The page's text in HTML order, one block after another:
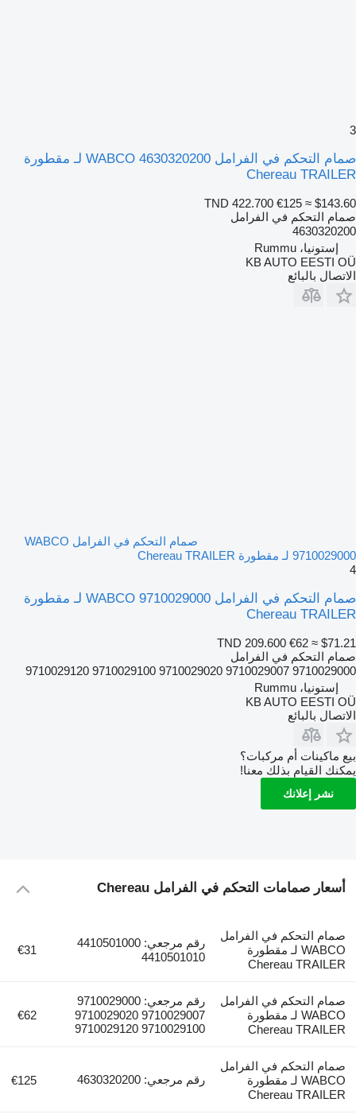
3
صمام التحكم في الفرامل WABCO 4630320200 لـ مقطورة
Chereau TRAILER
TND 422.700 €125 ≈ $143.60
صمام التحكم في الفرامل
4630320200
إستونيا، Rummu
KB AUTO EESTI OÜ
الاتصال بالبائع
صمام التحكم في الفرامل WABCO
9710029000 لـ مقطورة Chereau TRAILER
4
صمام التحكم في الفرامل WABCO 9710029000 لـ مقطورة
Chereau TRAILER
TND 209.600 €62 ≈ $71.21
صمام التحكم في الفرامل
9710029000 9710029007 9710029020 9710029100 9710029120
إستونيا، Rummu
KB AUTO EESTI OÜ
الاتصال بالبائع
بيع ماكينات أم مركبات؟
يمكنك القيام بذلك معنا!
نشر إعلانك
أسعار صمامات التحكم في الفرامل Chereau
صمام التحكم في الفرامل
WABCO لـ مقطورة
Chereau TRAILER
رقم مرجعي: 4410501000
4410501010
€31
صمام التحكم في الفرامل
WABCO لـ مقطورة
Chereau TRAILER
رقم مرجعي: 9710029000
9710029007 9710029020
9710029100 9710029120
€62
صمام التحكم في الفرامل
WABCO لـ مقطورة
Chereau TRAILER
رقم مرجعي: 4630320200 €125